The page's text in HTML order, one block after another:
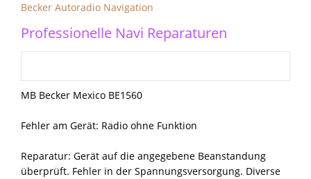
Becker Autoradio Navigation
Professionelle Navi Reparaturen
MB Becker Mexico BE1560
Fehler am Gerät: Radio ohne Funktion
Reparatur: Gerät auf die angegebene Beanstandung
überprüft. Fehler in der Spannungsversorgung. Diverse